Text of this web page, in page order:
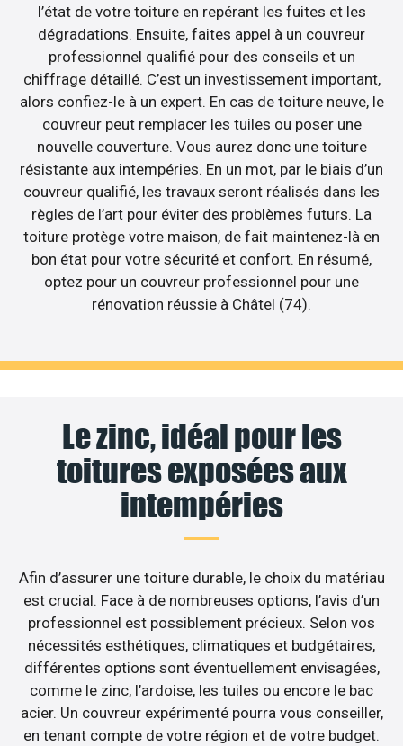
l’état de votre toiture en repérant les fuites et les
dégradations. Ensuite, faites appel à un couvreur
professionnel qualifié pour des conseils et un
chiffrage détaillé. C’est un investissement important,
alors confiez-le à un expert. En cas de toiture neuve, le
couvreur peut remplacer les tuiles ou poser une
nouvelle couverture. Vous aurez donc une toiture
résistante aux intempéries. En un mot, par le biais d’un
couvreur qualifié, les travaux seront réalisés dans les
règles de l’art pour éviter des problèmes futurs. La
toiture protège votre maison, de fait maintenez-là en
bon état pour votre sécurité et confort. En résumé,
optez pour un couvreur professionnel pour une
rénovation réussie à Châtel (74).
Le zinc, idéal pour les
toitures exposées aux
intempéries
Afin d’assurer une toiture durable, le choix du matériau
est crucial. Face à de nombreuses options, l’avis d’un
professionnel est possiblement précieux. Selon vos
nécessités esthétiques, climatiques et budgétaires,
différentes options sont éventuellement envisagées,
comme le zinc, l’ardoise, les tuiles ou encore le bac
acier. Un couvreur expérimenté pourra vous conseiller,
en tenant compte de votre région et de votre budget.